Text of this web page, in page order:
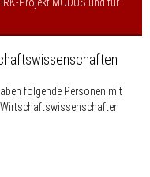
folgende Personen mit